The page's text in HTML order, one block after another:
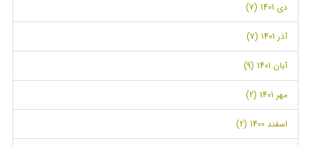
دی 1401 (7)
آذر 1401 (7)
آبان 1401 (9)
مهر 1401 (2)
اسفند 1400 (2)